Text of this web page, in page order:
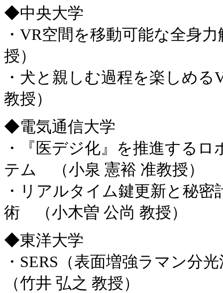
◆中央大学
・VR空間を移動可能な全身
授）
・犬と親しむ過程を楽しめ
教授）
◆電気通信大学
・『医デジ化』を推進する
テム （小泉 憲裕 准教授）
・リアルタイム鍵更新と秘
術 （小木曽 公尚 教授）
◆東洋大学
・SERS（表面増強ラマン
（竹井 弘之 教授）